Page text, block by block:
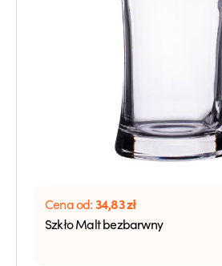
Cena od:34,83zł
Szkło Malt bezbarwny